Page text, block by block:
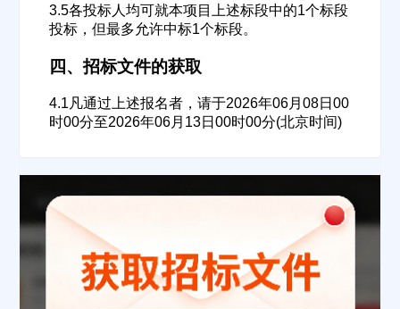
3.5各投标人均可就本项目上述标段中的1个标段
投标，但最多允许中标1个标段。
四、招标文件的获取
4.1凡通过上述报名者，请于2026年06月08日00
时00分至2026年06月13日00时00分(北京时间)
公司所在地
经办人
联系方式
填写联系电话后会有服务中心的工作人员给您致电！